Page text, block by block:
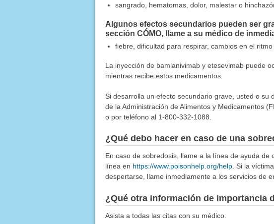
sangrado, hematomas, dolor, malestar o
Algunos efectos secundarios pueden ser
sección CÓMO, llame a su médico de
fiebre, dificultad para respirar, cambios en el
La inyección de bamlanivimab y etesevimab puede
mientras recibe estos medicamentos.
Si desarrolla un efecto secundario grave, usted o
de la Administración de Alimentos y Medicamentos
o por teléfono al 1-800-332-1088.
¿Qué debo hacer en caso de una
En caso de sobredosis, llame a la línea de ayuda
línea en https://www.poisonhelp.org/help. Si la
despertarse, llame inmediamente a los servicios de
¿Qué otra información de importancia
Asista a todas las citas con su médico.